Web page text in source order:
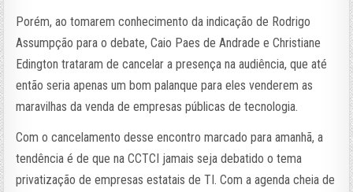
Porém, ao tomarem conhecimento da indicação de Rodrigo
Assumpção para o debate, Caio Paes de Andrade e Christiane
Edington trataram de cancelar a presença na audiência, que até
então seria apenas um bom palanque para eles venderem as
maravilhas da venda de empresas públicas de tecnologia.
Com o cancelamento desse encontro marcado para amanhã, a
tendência é de que na CCTCI jamais seja debatido o tema
privatização de empresas estatais de TI. Com a agenda cheia de